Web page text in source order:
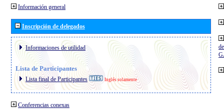
Información general
Inscripción de delegados
Informaciones de utilidad
Lista de Participantes
Lista final de Participantes Inglés solamente
Conferencias conexas